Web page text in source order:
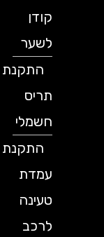
לשער
התקנת
תריס
חשמלי
התקנת
עמדת
טעינה
לרכב